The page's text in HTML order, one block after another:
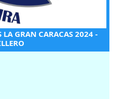
LA GRAN CARACAS 2024 -